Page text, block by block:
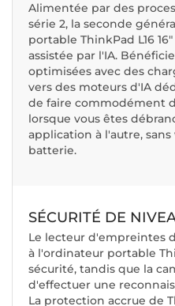
Alimentée par des
série 2, la seconde
portable ThinkPad L16
assistée par l'IA.
optimisées avec des
vers des moteurs d'IA
de faire commodément
lorsque vous êtes
application à l'autre,
batterie.
SÉCURITÉ DE
Le lecteur d'empreintes
à l'ordinateur portable
sécurité, tandis que la
d'effectuer une
La protection accrue de